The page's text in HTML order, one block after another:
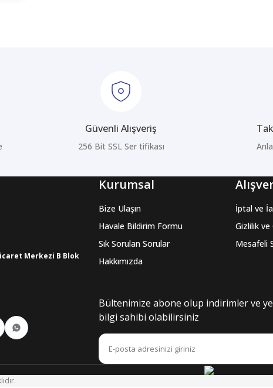
Güvenli Alışveriş
256 Bit SSL Ser tifikası
Merkezi B Blok
Kurumsal
Bize Ulaşın
Havale Bildirim Formu
Sık Sorulan Sorular
Hakkımızda
İptal ve
Gizlilik ve
Mesafeli
Bültenimize abone olup indirimler ve
bilgi sahibi olabilirsiniz